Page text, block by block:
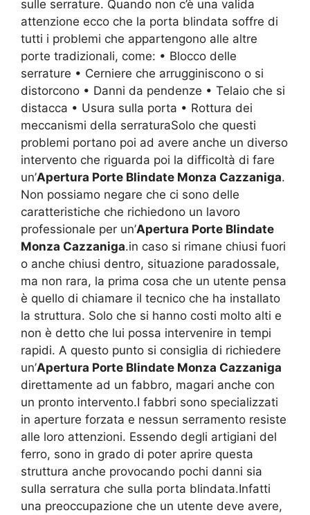
sulle serrature. Quando non c’è una valida
attenzione ecco che la porta blindata soffre di
tutti i problemi che appartengono alle altre
porte tradizionali, come: • Blocco delle
serrature • Cerniere che arrugginiscono o si
distorcono • Danni da pendenze • Telaio che si
distacca • Usura sulla porta • Rottura dei
meccanismi della serraturaSolo che questi
problemi portano poi ad avere anche un diverso
intervento che riguarda poi la difficoltà di fare
un’Apertura Porte Blindate Monza Cazzaniga.
Non possiamo negare che ci sono delle
caratteristiche che richiedono un lavoro
professionale per un’Apertura Porte Blindate
Monza Cazzaniga.in caso si rimane chiusi fuori
o anche chiusi dentro, situazione paradossale,
ma non rara, la prima cosa che un utente pensa
è quello di chiamare il tecnico che ha installato
la struttura. Solo che si hanno costi molto alti e
non è detto che lui possa intervenire in tempi
rapidi. A questo punto si consiglia di richiedere
un’Apertura Porte Blindate Monza Cazzaniga
direttamente ad un fabbro, magari anche con
un pronto intervento.I fabbri sono specializzati
in aperture forzata e nessun serramento resiste
alle loro attenzioni. Essendo degli artigiani del
ferro, sono in grado di poter aprire questa
struttura anche provocando pochi danni sia
sulla serratura che sulla porta blindata.Infatti
una preoccupazione che un utente deve avere,